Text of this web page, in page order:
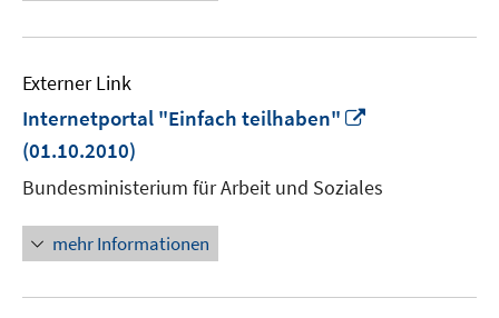
Externer Link
Internetportal "Einfach teilhaben"
öffnen
(01.10.2010)
Bundesministerium für Arbeit und Soziales
mehr Informationen